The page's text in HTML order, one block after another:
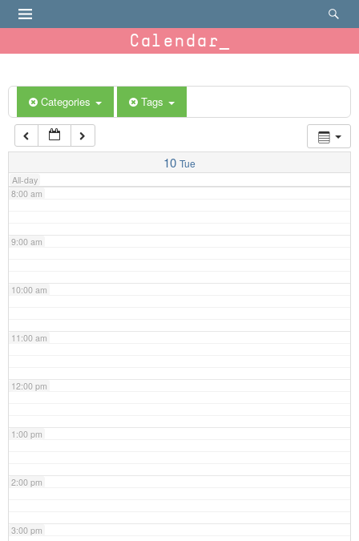
Calendar
Categories Tags
10 Tue
All-day
6:00 am
7:00 am
8:00 am
9:00 am
10:00 am
11:00 am
12:00 pm
1:00 pm
2:00 pm
3:00 pm